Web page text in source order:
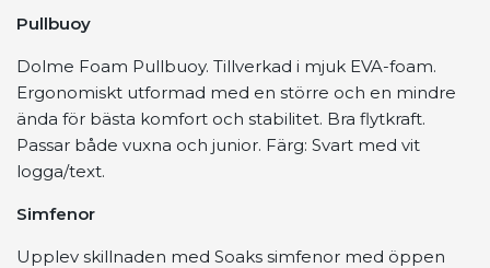
Pullbuoy
Dolme Foam Pullbuoy. Tillverkad i mjuk EVA-foam.
Ergonomiskt utformad med en större och en mindre
ända för bästa komfort och stabilitet. Bra flytkraft.
Passar både vuxna och junior. Färg: Svart med vit
logga/text.
Simfenor
Upplev skillnaden med Soaks simfenor med öppen